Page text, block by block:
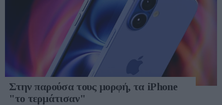
Στην παρούσα τους μορφή, τα iPhone
"το τερμάτισαν"